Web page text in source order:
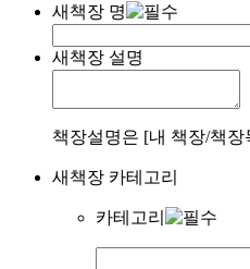
새책장 명
새책장 설명
책장설명은 [내 책장/책
새책장 카테고리
카테고리